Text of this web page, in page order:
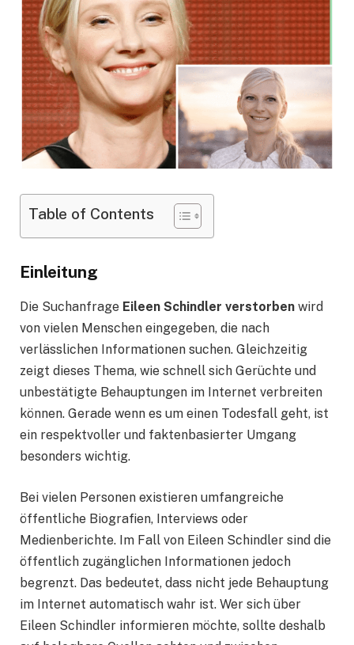
Table of Contents
Einleitung
Die Suchanfrage Eileen Schindler verstorben wird
von vielen Menschen eingegeben, die nach
verlässlichen Informationen suchen. Gleichzeitig
zeigt dieses Thema, wie schnell sich Gerüchte und
unbestätigte Behauptungen im Internet verbreiten
können. Gerade wenn es um einen Todesfall geht, ist
ein respektvoller und faktenbasierter Umgang
besonders wichtig.
Bei vielen Personen existieren umfangreiche
öffentliche Biografien, Interviews oder
Medienberichte. Im Fall von Eileen Schindler sind die
öffentlich zugänglichen Informationen jedoch
begrenzt. Das bedeutet, dass nicht jede Behauptung
im Internet automatisch wahr ist. Wer sich über
Eileen Schindler informieren möchte, sollte deshalb